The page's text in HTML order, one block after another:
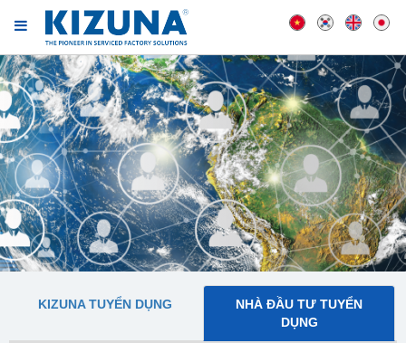
KIZUNA TUYỂN DỤNG
NHÀ ĐẦU TƯ TUYỂN
DỤNG